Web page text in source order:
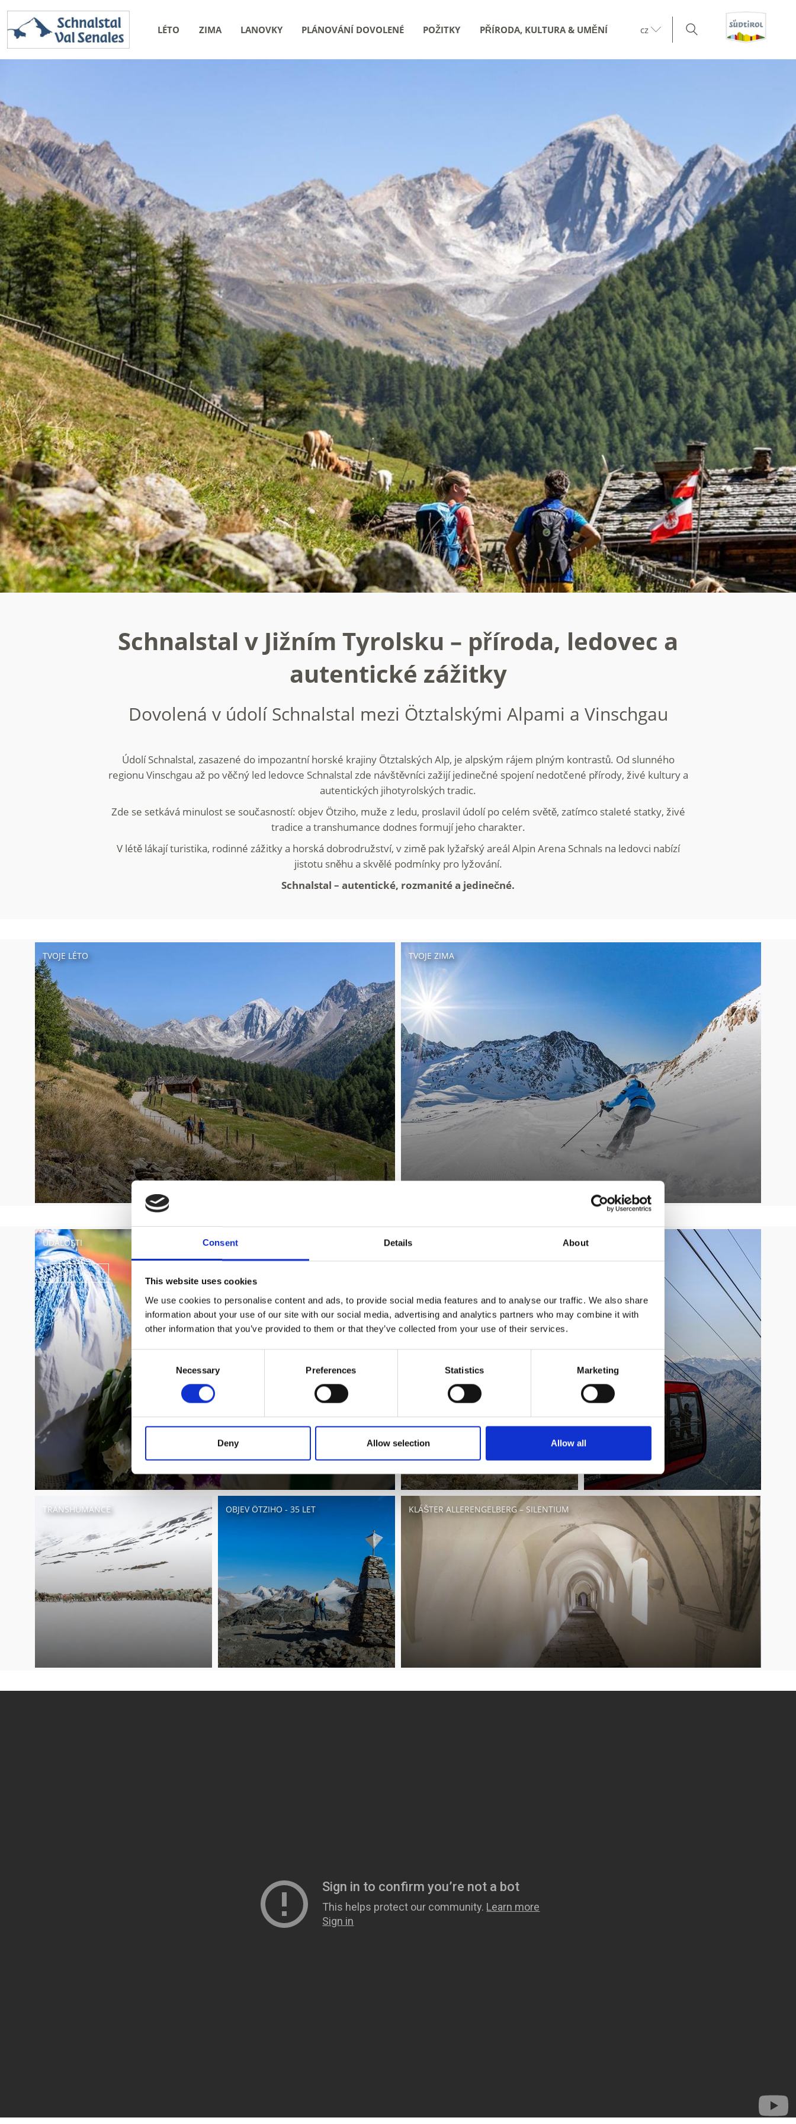
Consent Details About
This website uses cookies
We use cookies to personalise content and ads, to provide social media features and to analyse our traffic. We also share
information about your use of our site with our social media, advertising and analytics partners who may combine it with
other information that you’ve provided to them or that they’ve collected from your use of their services.
Consent
Selection
Necessary Preferences Statistics Marketing
Deny Allow selection Allow all
LÉTO ZIMA LANOVKY PLÁNOVÁNÍ DOVOLENÉ POŽITKY PŘÍRODA, KULTURA & UMĚNÍ cz
Schnalstal v Jižním Tyrolsku – příroda, ledovec a
autentické zážitky
Dovolená v údolí Schnalstal mezi Ötztalskými Alpami a Vinschgau
Údolí Schnalstal, zasazené do impozantní horské krajiny Ötztalských Alp, je alpským rájem plným kontrastů. Od slunného
regionu Vinschgau až po věčný led ledovce Schnalstal zde návštěvníci zažijí jedinečné spojení nedotčené přírody, živé kultury a
autentických jihotyrolských tradic.
Zde se setkává minulost se současností: objev Ötziho, muže z ledu, proslavil údolí po celém světě, zatímco staleté statky, živé
tradice a transhumance dodnes formují jeho charakter.
V létě lákají turistika, rodinné zážitky a horská dobrodružství, v zimě pak lyžařský areál Alpin Arena Schnals na ledovci nabízí
jistotu sněhu a skvělé podmínky pro lyžování.
Schnalstal – autentické, rozmanité a jedinečné.
TVOJE LÉTO TVOJE ZIMA
UDÁLOSTI
Zjistit více
TURISTIKA & HOROLEZECTVÍ
TRANSHUMANCE OBJEV ÖTZIHO - 35 LET KLÁŠTER ALLERENGELBERG – SILENTIUM